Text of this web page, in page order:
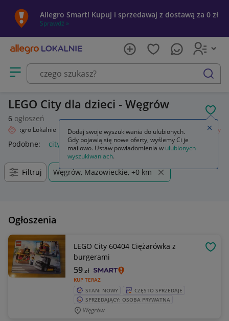
Allegro Smart! Kupuj i sprzedawaj z dostawą za 0 zł
Sprawdź »
Otwórz menu z kategoriami
szukaj
LEGO City dla dzieci - Węgrów
6 ogłoszeń
Allegro Lokalnie Dziecko Zabawki Klocki LEGO Zestawy City
Podobne: city lego city lego city policja lego city pociąg
Filtruj Węgrów, Mazowieckie, +0 km
Ogłoszenia
LEGO City 60404 Ciężarówka z
burgerami
KUP TERAZ
59zł
STAN: NOWY
CZĘSTO SPRZEDAJE
SPRZEDAJĄCY: OSOBA PRYWATNA
Węgrów
Dodaj swoje wyszukiwania do ulubionych.
Gdy pojawią się nowe oferty, wyślemy Ci je
mailowo. Ustaw powiadomienia w ulubionych
wyszukiwaniach.